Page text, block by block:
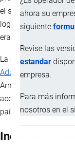
ahora su
siguiente
Revise las
estandar
empresa.
Para más
nosotros en el
el sector de
lograron decomisar
eran transportadas
La intervención fue
Aduana del Ecuador
Armadas y el Cuerpo
acciones
país.
Incautación